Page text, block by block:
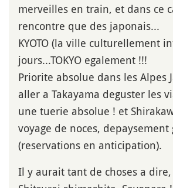
merveilles en train, et dans ce
rencontre que des japonais...
KYOTO (la ville culturellement
jours...TOKYO egalement !!!
Priorite absolue dans les Alpes
aller a Takayama deguster les
une tuerie absolue ! et
voyage de noces, depaysement
(reservations en anticipation).
Il y aurait tant de choses a dire,